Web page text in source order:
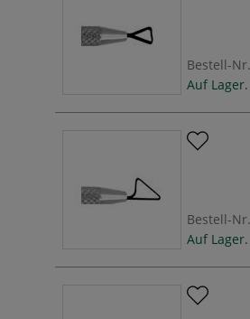
Bestell-Nr.
Auf Lager.
Bestell-Nr.
Auf Lager.